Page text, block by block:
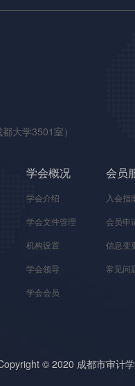
大学3501室）
学会概况
学会介绍
学会文件管理
机构设置
学会领导
学会会员
会员
入会指
会员申
信息变
常见问
© 2020 成都市审计